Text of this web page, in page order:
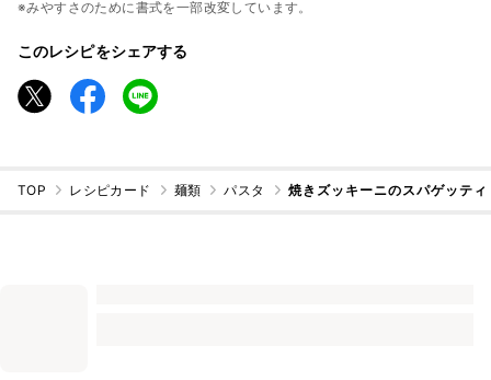
※みやすさのために書式を一部改変しています。
このレシピをシェアする
TOP レシピカード 麺類 パスタ 焼きズッキーニのスパゲッティ